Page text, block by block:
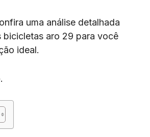
uma análise detalhada
bicicletas aro 29 para você
ideal.